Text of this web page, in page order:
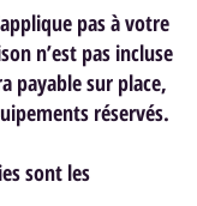
pas à votre
n’est pas incluse
payable sur place,
réservés.
sont les